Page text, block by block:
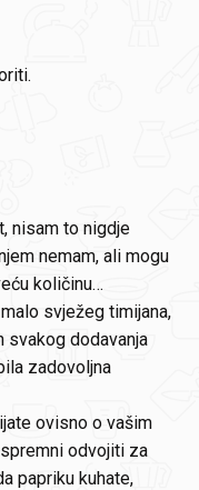
nisam to nigdje
nemam, ali mogu
količinu…
svježeg timijana,
svakog dodavanja
zadovoljna
ovisno o vašim
odvojiti za
papriku kuhate,